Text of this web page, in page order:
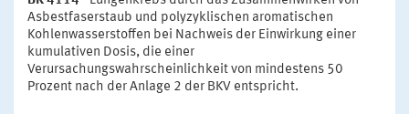
Asbestfaserstaub und polyzyklischen aromatischen
Kohlenwasserstoffen bei Nachweis der Einwirkung einer
kumulativen Dosis, die einer
Verursachungswahrscheinlichkeit von mindestens 50
Prozent nach der Anlage 2 der BKV entspricht.